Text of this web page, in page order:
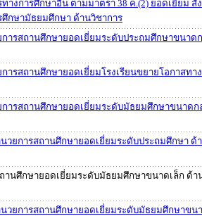
างการศึกษาอื่น ตามมาตรา 38 ค.(2) ยอดเยี่ยม สั
กษามัธยมศึกษา ด้านวิชาการ
การสถานศึกษายอดเยี่ยมระดับประถมศึกษาขนาด
ารสถานศึกษายอดเยี่ยมโรงเรียนขยายโอกาสทา
การสถานศึกษายอดเยี่ยมระดับมัธยมศึกษาขนาดก
วยการสถานศึกษายอดเยี่ยมระดับประถมศึกษา ด้
านศึกษายอดเยี่ยมระดับมัธยมศึกษาขนาดเล็ก ด้า
นวยการสถานศึกษายอดเยี่ยมระดับมัธยมศึกษาขน